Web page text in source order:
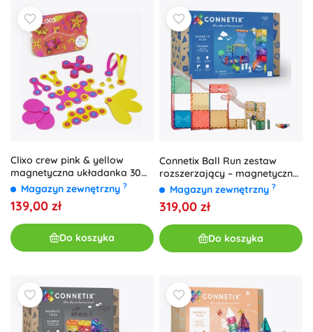
Clixo crew pink & yellow
magnetyczna układanka 30
szt.Magazyn zewnętrzny ?
139,00 zł
Do koszyka
Connetix Ball Run zestaw
rozszerzający – magnetyczne
klocki, 66 elementów
Magazyn zewnętrzny ?
319,00 zł
Do koszyka